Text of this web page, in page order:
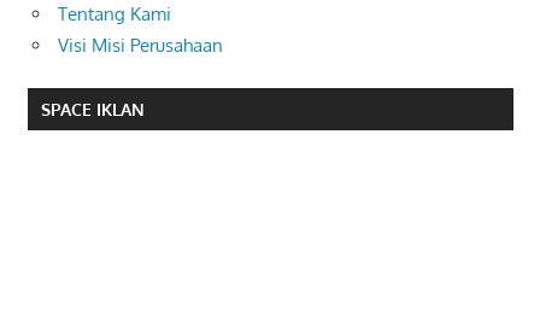
Tentang Kami
Visi Misi Perusahaan
SPACE IKLAN